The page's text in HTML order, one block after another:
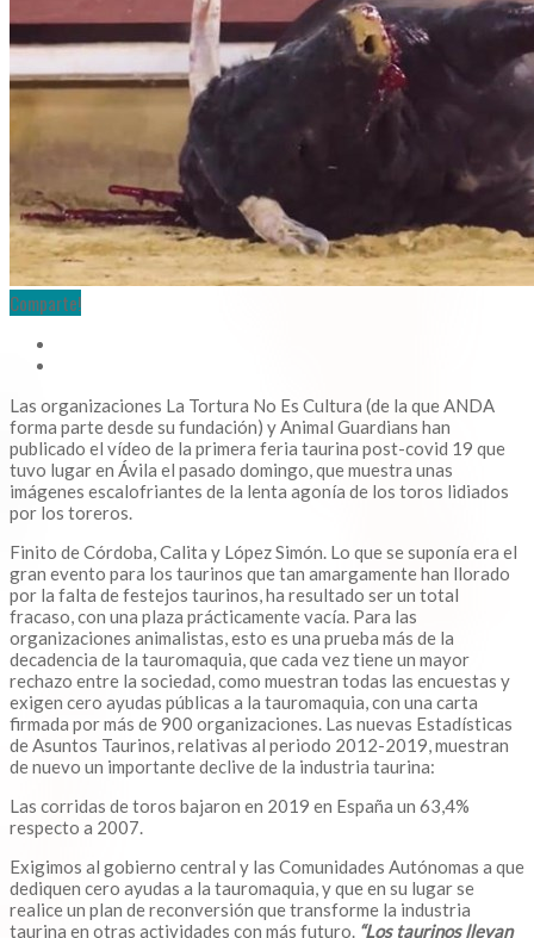
Comparte!
Las organizaciones La Tortura No Es Cultura (de la que ANDA
forma parte desde su fundación) y Animal Guardians han
publicado el vídeo de la primera feria taurina post-covid 19 que
tuvo lugar en Ávila el pasado domingo, que muestra unas
imágenes escalofriantes de la lenta agonía de los toros lidiados
por los toreros.
Finito de Córdoba, Calita y López Simón. Lo que se suponía era el
gran evento para los taurinos que tan amargamente han llorado
por la falta de festejos taurinos, ha resultado ser un total
fracaso, con una plaza prácticamente vacía. Para las
organizaciones animalistas, esto es una prueba más de la
decadencia de la tauromaquia, que cada vez tiene un mayor
rechazo entre la sociedad, como muestran todas las encuestas y
exigen cero ayudas públicas a la tauromaquia, con una carta
firmada por más de 900 organizaciones. Las nuevas Estadísticas
de Asuntos Taurinos, relativas al periodo 2012-2019, muestran
de nuevo un importante declive de la industria taurina:
Las corridas de toros bajaron en 2019 en España un 63,4%
respecto a 2007.
Exigimos al gobierno central y las Comunidades Autónomas a que
dediquen cero ayudas a la tauromaquia, y que en su lugar se
realice un plan de reconversión que transforme la industria
taurina en otras actividades con más futuro. “Los taurinos llevan